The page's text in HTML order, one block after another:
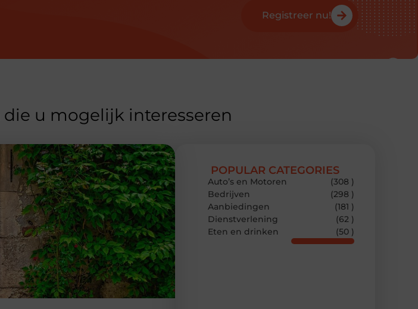
Registreer nu!
die u mogelijk interesseren
POPULAR CATEGORIES
Auto’s en Motoren
(308 )
Bedrijven
(298 )
Aanbiedingen
(181 )
Dienstverlening
(62 )
Eten en drinken
(50 )